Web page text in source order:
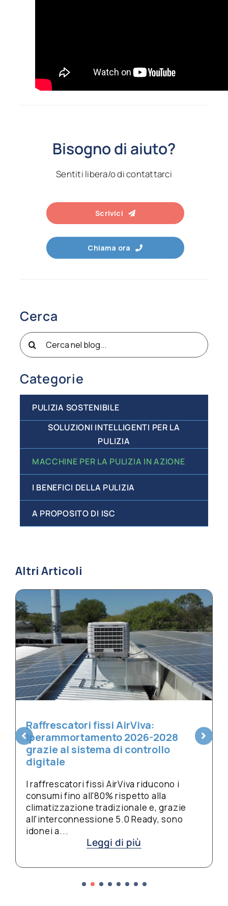
Bisogno di aiuto?
Sentiti libera/o di contattarci
Scrivici
Chiama ora
Cerca
Cerca
per:
Categorie
PULIZIA SOSTENIBILE
SOLUZIONI INTELLIGENTI PER LA
PULIZIA
MACCHINE PER LA PULIZIA IN AZIONE
I BENEFICI DELLA PULIZIA
A PROPOSITO DI ISC
Altri Articoli
Scale mobili poco utilizzate in
estate? È il momento giusto per
pulirle a fondo
metropolitane meno affollate, è il
momento migliore per una pulizia
profonda delle scale mobili. Sabbia,
gomme e detriti...